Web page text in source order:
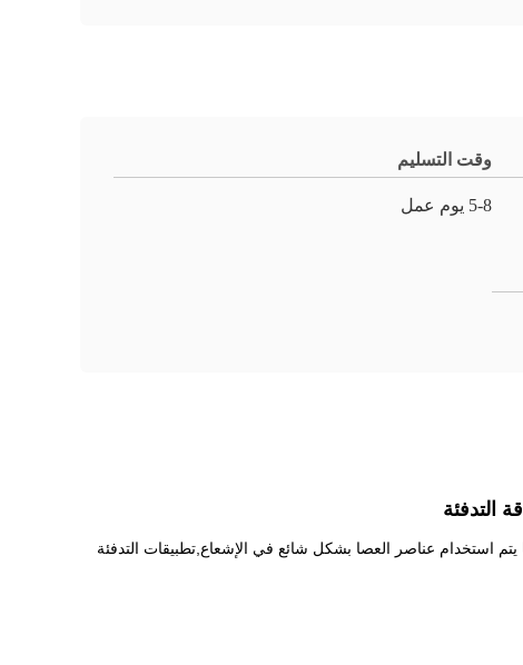
وقت التسليم
5-8 يوم عمل
استخدام عناصر العصا بشكل شائع في الإشعاع,تطبيقات التدفئة